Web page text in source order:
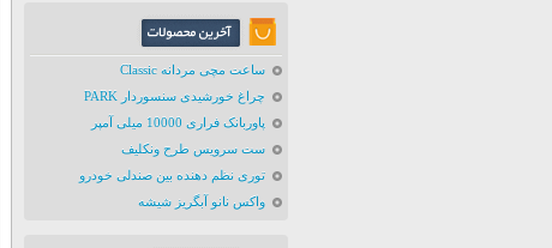
ساعت مچی مردانه Classic
چراغ خورشیدی سنسوردار PARK
پاوربانک فراری 10000 میلی آمپر
ست سرویس طرح ونکلیف
توری نظم دهنده بین صندلی خودرو
واکس نانو آبگریز شیشه